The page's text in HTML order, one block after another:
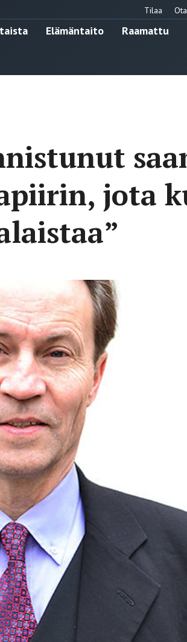
Tilaa
Elämäntaito Raamattu
jota